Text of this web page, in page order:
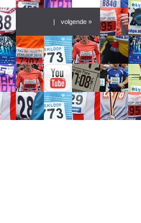
| volgende »